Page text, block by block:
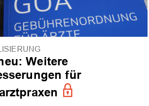
Weitere
für